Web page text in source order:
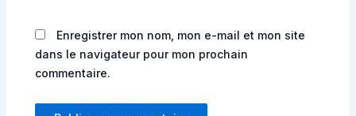
Enregistrer mon nom, mon e-mail et mon site
dans le navigateur pour mon prochain
commentaire.